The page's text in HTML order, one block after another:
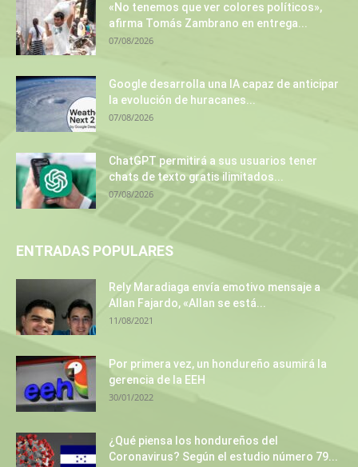
«No tenemos que ver colores políticos»,
afirma Tomás Zambrano en entrega...
07/08/2026
Google desarrolla una IA capaz de anticipar
la evolución de huracanes...
07/08/2026
ChatGPT permitirá a sus usuarios tener
chats de texto gratis ilimitados...
07/08/2026
ENTRADAS POPULARES
Rely Maradiaga envía emotivo mensaje a
Allan Fajardo, «Allan se está...
11/08/2021
Por primera vez, un hondureño asumirá la
gerencia de la EEH
30/01/2022
¿Qué piensa los hondureños del
Coronavirus? Según el estudio número 79...